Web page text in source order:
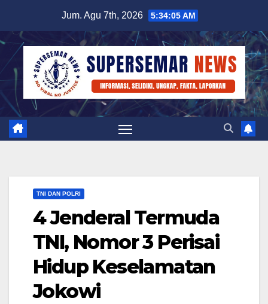
content
Jum. Agu 7th, 2026 5:34:06 AM
TNI DAN POLRI
4 Jenderal Termuda
TNI, Nomor 3 Perisai
Hidup Keselamatan
Jokowi